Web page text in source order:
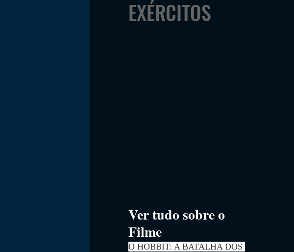
TRAILER PLATAFORMA
EXÉRCITOS
Ver tudo sobre o
Filme
O HOBBIT: A BATALHA DOS